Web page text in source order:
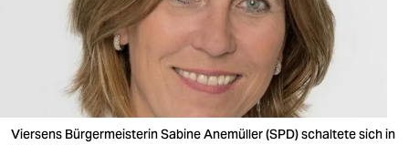
wahrheit
verlag
Viersens Bürgermeisterin Sabine Anemüller (SPD) schaltete sich in